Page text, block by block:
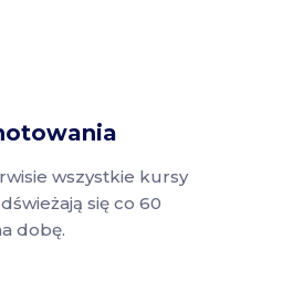
wszystkie kursy
się co 60
dobę.